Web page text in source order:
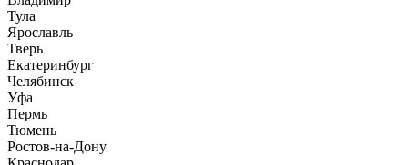
Тула
Ярославль
Тверь
Екатеринбург
Челябинск
Уфа
Пермь
Тюмень
Ростов-на-Дону